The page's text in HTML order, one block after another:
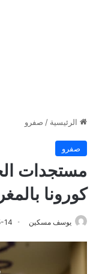
الرئيسية / صفرو
صفرو
مستجدات
كورونا
يوسف مسكين 14